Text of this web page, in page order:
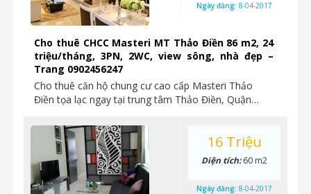
Cho thuê CHCC Masteri MT Thảo Điền 86 m2, 24
triệu/tháng, 3PN, 2WC, view sông, nhà đẹp –
Trang 0902456247
Cho thuê căn hộ chung cư cao cấp Masteri Thảo
Điền tọa lạc ngay tại trung tâm Thảo Điền, Quận…
Ngày đăng: 8-04-2017
16 Triệu
Diện tích:60 m2
Ngày đăng: 8-04-2017